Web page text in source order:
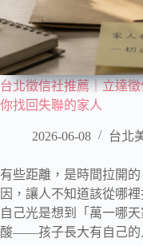
台北徵信社推薦｜立達
你找回失聯的家人
2026-06-08 台北
有些距離，是時間拉開
因，讓人不知道該從哪
自己光是想到「萬一哪
酸——孩子長大有自己